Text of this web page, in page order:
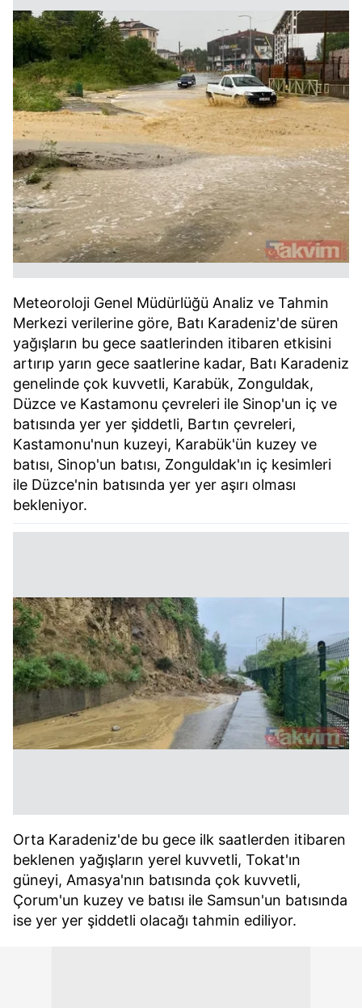
Meteoroloji Genel Müdürlüğü Analiz ve Tahmin
Merkezi verilerine göre, Batı Karadeniz'de süren
yağışların bu gece saatlerinden itibaren etkisini
artırıp yarın gece saatlerine kadar, Batı Karadeniz
genelinde çok kuvvetli, Karabük, Zonguldak,
Düzce ve Kastamonu çevreleri ile Sinop'un iç ve
batısında yer yer şiddetli, Bartın çevreleri,
Kastamonu'nun kuzeyi, Karabük'ün kuzey ve
batısı, Sinop'un batısı, Zonguldak'ın iç kesimleri
ile Düzce'nin batısında yer yer aşırı olması
bekleniyor.
Orta Karadeniz'de bu gece ilk saatlerden itibaren
beklenen yağışların yerel kuvvetli, Tokat'ın
güneyi, Amasya'nın batısında çok kuvvetli,
Çorum'un kuzey ve batısı ile Samsun'un batısında
ise yer yer şiddetli olacağı tahmin ediliyor.